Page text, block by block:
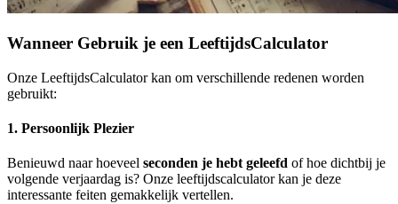
Wanneer Gebruik je een LeeftijdsCalculator
Onze LeeftijdsCalculator kan om verschillende redenen worden
gebruikt:
1. Persoonlijk Plezier
Benieuwd naar hoeveel seconden je hebt geleefd of hoe dichtbij je
volgende verjaardag is? Onze leeftijdscalculator kan je deze
interessante feiten gemakkelijk vertellen.